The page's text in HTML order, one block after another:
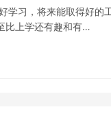
学习，将来能取得好
比上学还有趣和有…